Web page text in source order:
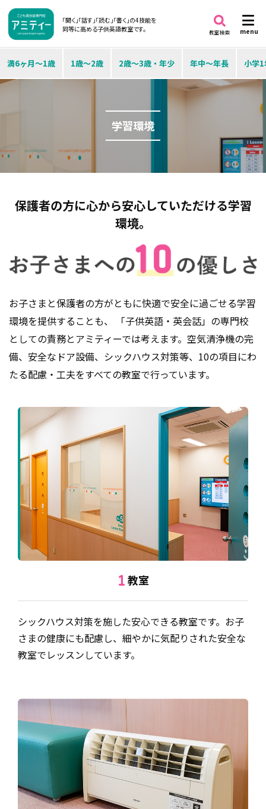
「聞く」「話す」「読む」「書く」の4技能を
同等に高める子供英語教室です。
menu
教室検索
満6ヶ月～1歳 1歳～2歳 2歳～3歳・年少 年中～年長 小学
学習環境
保護者の方に心から安心していただける学習
環境。
お子さまと保護者の方がともに快適で安全に過ごせる学習
環境を提供することも、
「子供英語・英会話」の専門校
としての責務とアミティーでは考えます。空気清浄機の完
備、安全なドア設備、 シックハウス対策等、10の項目にわ
たる配慮・工夫をすべての教室で行っています。
1教室
シックハウス対策を施した安心できる教室です。お子
さまの健康にも配慮し、細やかに気配りされた安全な
教室でレッスンしています。